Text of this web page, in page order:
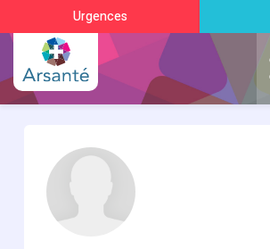
Urgences